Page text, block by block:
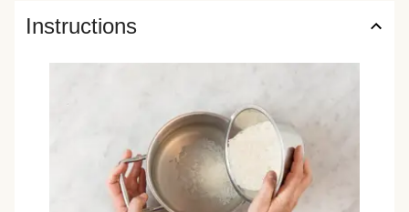
Instructions